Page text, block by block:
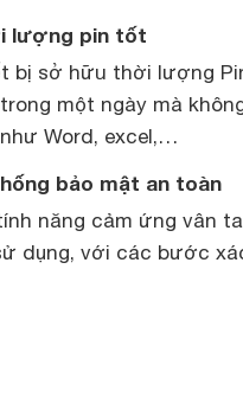
lượng pin tốt
bị sở hữu thời lượng
một ngày mà
Word, excel,…
bảo mật an toàn
năng cảm ứng vân
dụng, với các bước